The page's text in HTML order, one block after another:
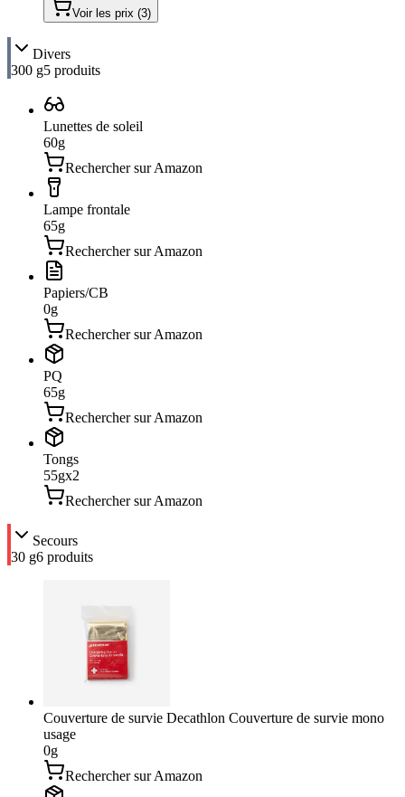
Voir les prix (3)
Divers
300 g5 produits
Lunettes de soleil
60g
Rechercher sur Amazon
Lampe frontale
65g
Rechercher sur Amazon
Papiers/CB
0g
Rechercher sur Amazon
PQ
65g
Rechercher sur Amazon
Tongs
55gx2
Rechercher sur Amazon
Secours
30 g6 produits
Couverture de survie Decathlon Couverture de survie mono
usage
0g
Rechercher sur Amazon